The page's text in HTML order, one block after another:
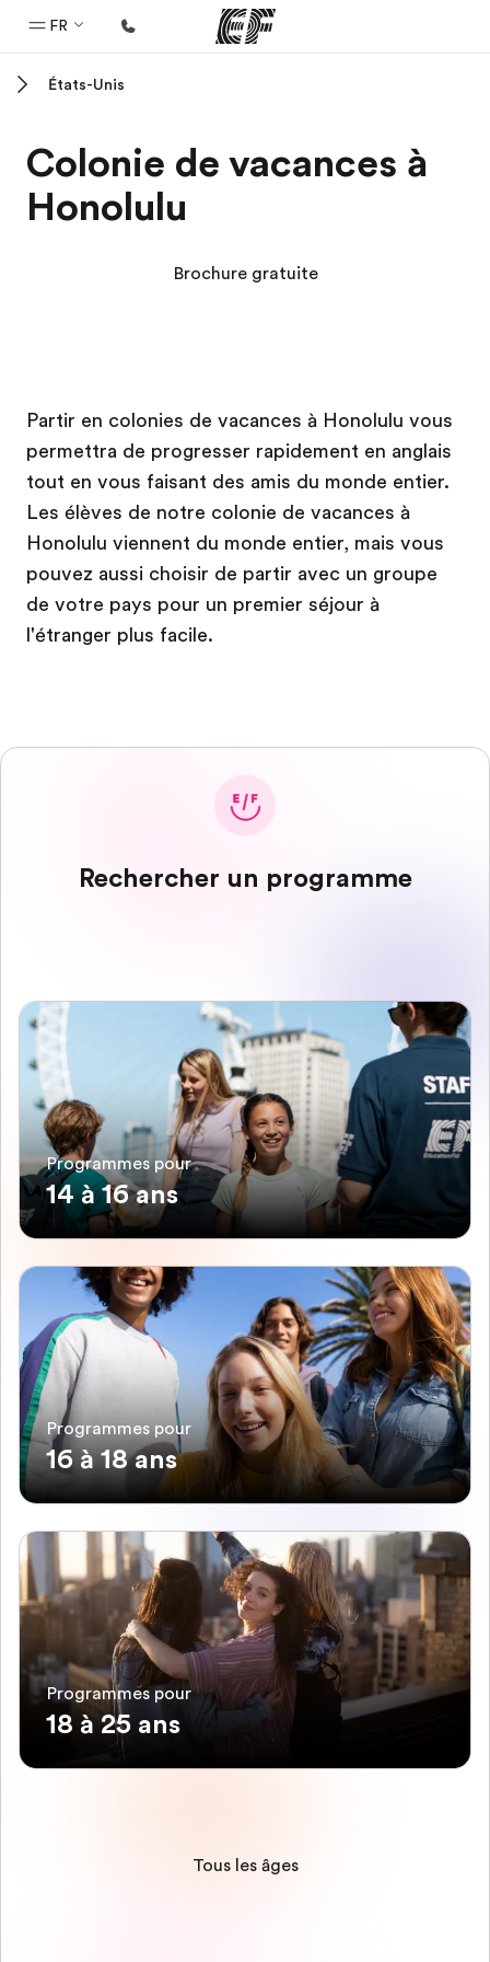
FR
Programmes
Nos offres
EF recrute
Rejoignez nos équipes
États-Unis
Colonie de vacances à
Honolulu
Brochure gratuite
Partir en colonies de vacances à Honolulu vous
permettra de progresser rapidement en anglais
tout en vous faisant des amis du monde entier.
Les élèves de notre colonie de vacances à
Honolulu viennent du monde entier, mais vous
pouvez aussi choisir de partir avec un groupe
de votre pays pour un premier séjour à
l'étranger plus facile.
Rechercher un programme
Programmes pour
14 à 16 ans
Programmes pour
16 à 18 ans
Programmes pour
18 à 25 ans
Tous les âges